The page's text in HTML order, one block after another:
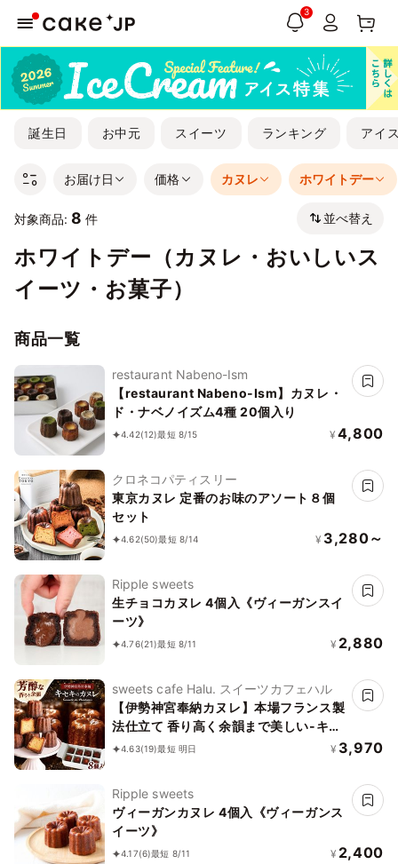
3
誕生日 お中元 スイーツ ランキング アイ
お届け日 価格 カヌレ ホワイトデー
対象商品: 8 件 並べ替え
ホワイトデー（カヌレ・おいしいス
イーツ・お菓子）
商品一覧
restaurant Nabeno-Ism
【restaurant Nabeno-Ism】カヌレ・
ド・ナベノイズム4種 20個入り
4.42(12)最短 8/15 ¥ 4,800
クロネコパティスリー
東京カヌレ 定番のお味のアソート８個
セット
4.62(50)最短 8/14 ¥ 3,280～
Ripple sweets
生チョコカヌレ 4個入《ヴィーガンスイ
ーツ》
4.76(21)最短 8/11 ¥ 2,880
sweets cafe Halu. スイーツカフェハル
【伊勢神宮奉納カヌレ】本場フランス製
法仕立て 香り高く余韻まで美しい-キセ
キのカヌレ お中元2026
4.63(19)最短 明日 ¥ 3,970
Ripple sweets
ヴィーガンカヌレ 4個入《ヴィーガンス
イーツ》
4.17(6)最短 8/11 ¥ 2,400